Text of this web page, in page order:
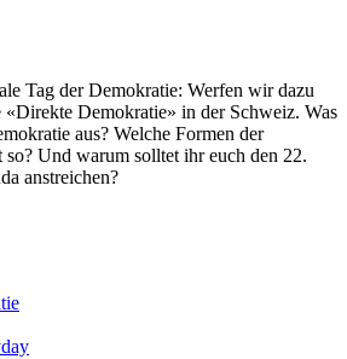
Tag der Demokratie: Werfen wir dazu
Demokratie» in der Schweiz. Was
aus? Welche Formen der
so? Und warum solltet ihr euch den 22.
anstreichen?